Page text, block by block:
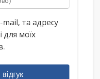
та адресу
для моїх